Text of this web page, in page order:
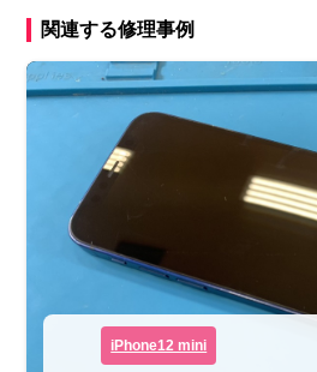
関連する修理事例
iPhone12 mini